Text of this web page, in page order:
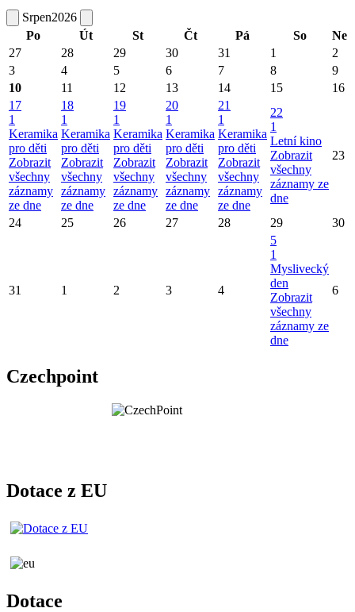
Srpen2026
Po
Út St Čt Pá So
Ne
27
28 29 30 31 1
2
3
4 5 6 7 8
9
10
11 12 13 14 15
16
17
1
Keramika
pro děti
Zobrazit
všechny
záznamy
ze dne
18
1
Keramika
pro děti
Zobrazit
všechny
záznamy
ze dne
19
1
Keramika
pro děti
Zobrazit
všechny
záznamy
ze dne
20
1
Keramika
pro děti
Zobrazit
všechny
záznamy
ze dne
21
1
Keramika
pro děti
Zobrazit
všechny
záznamy
ze dne
22
1
Letní kino
Zobrazit
všechny
záznamy ze
dne
23
24 25 26 27 28 29 30
31 1 2 3 4
5
1
Myslivecký
den
Zobrazit
všechny
záznamy ze
dne
6
Czechpoint
Dotace z EU
Dotace